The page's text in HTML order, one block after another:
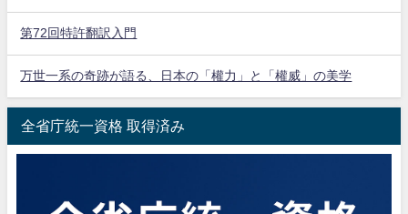
第72回特許翻訳入門
万世一系の奇跡が語る、日本の「權力」と「權威」の美学
全省庁統一資格 取得済み